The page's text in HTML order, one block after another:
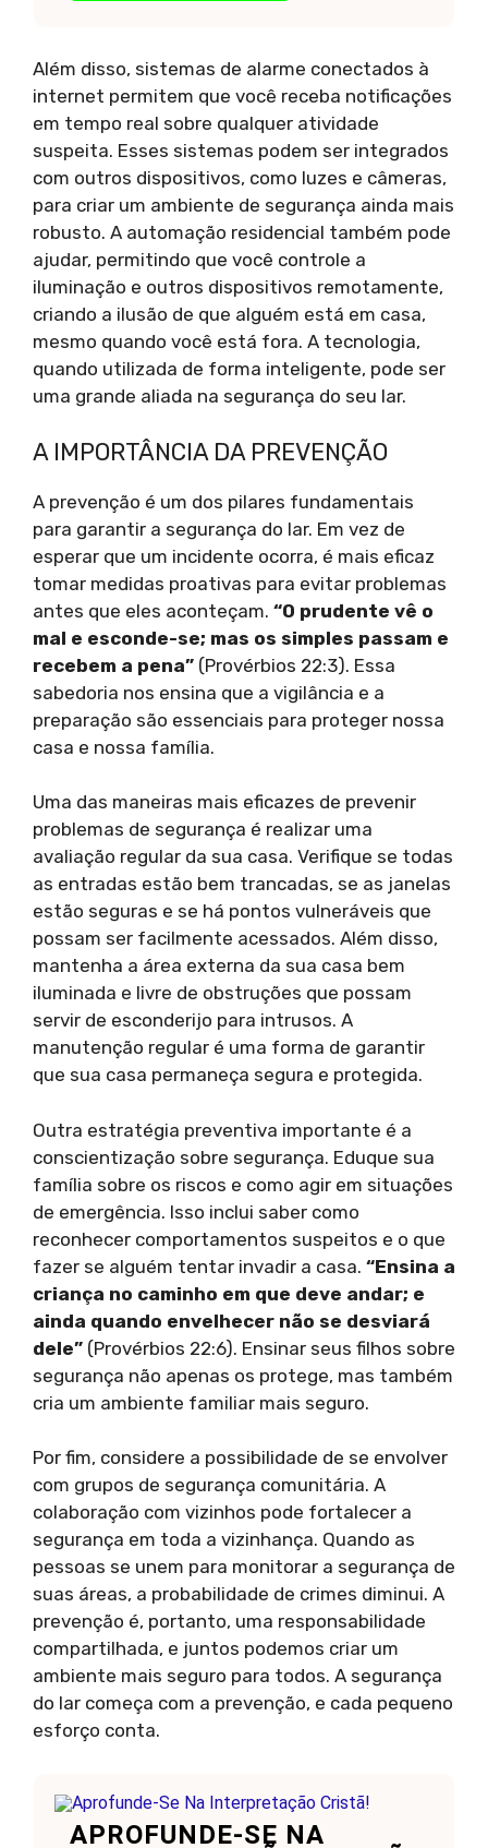
Além disso, sistemas de alarme conectados à
internet permitem que você receba notificações
em tempo real sobre qualquer atividade
suspeita. Esses sistemas podem ser integrados
com outros dispositivos, como luzes e câmeras,
para criar um ambiente de segurança ainda mais
robusto. A automação residencial também pode
ajudar, permitindo que você controle a
iluminação e outros dispositivos remotamente,
criando a ilusão de que alguém está em casa,
mesmo quando você está fora. A tecnologia,
quando utilizada de forma inteligente, pode ser
uma grande aliada na segurança do seu lar.
A IMPORTÂNCIA DA PREVENÇÃO
A prevenção é um dos pilares fundamentais
para garantir a segurança do lar. Em vez de
esperar que um incidente ocorra, é mais eficaz
tomar medidas proativas para evitar problemas
antes que eles aconteçam. “O prudente vê o
mal e esconde-se; mas os simples passam e
recebem a pena” (Provérbios 22:3). Essa
sabedoria nos ensina que a vigilância e a
preparação são essenciais para proteger nossa
casa e nossa família.
Uma das maneiras mais eficazes de prevenir
problemas de segurança é realizar uma
avaliação regular da sua casa. Verifique se todas
as entradas estão bem trancadas, se as janelas
estão seguras e se há pontos vulneráveis que
possam ser facilmente acessados. Além disso,
mantenha a área externa da sua casa bem
iluminada e livre de obstruções que possam
servir de esconderijo para intrusos. A
manutenção regular é uma forma de garantir
que sua casa permaneça segura e protegida.
Outra estratégia preventiva importante é a
conscientização sobre segurança. Eduque sua
família sobre os riscos e como agir em situações
de emergência. Isso inclui saber como
reconhecer comportamentos suspeitos e o que
fazer se alguém tentar invadir a casa. “Ensina a
criança no caminho em que deve andar; e
ainda quando envelhecer não se desviará
dele” (Provérbios 22:6). Ensinar seus filhos sobre
segurança não apenas os protege, mas também
cria um ambiente familiar mais seguro.
Por fim, considere a possibilidade de se envolver
com grupos de segurança comunitária. A
colaboração com vizinhos pode fortalecer a
segurança em toda a vizinhança. Quando as
pessoas se unem para monitorar a segurança de
suas áreas, a probabilidade de crimes diminui. A
prevenção é, portanto, uma responsabilidade
compartilhada, e juntos podemos criar um
ambiente mais seguro para todos. A segurança
do lar começa com a prevenção, e cada pequeno
esforço conta.
APROFUNDE-SE NA